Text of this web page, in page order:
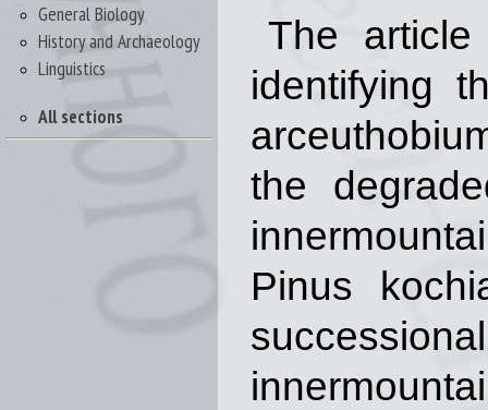
General Biology
History and Archaeology
Linguistics
All sections
The
identifying
the
Pinus